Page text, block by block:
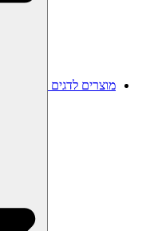
מוצרים לדגים